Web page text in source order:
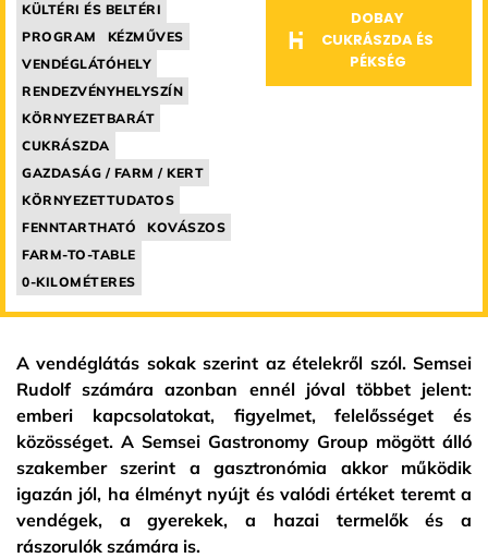
KÜLTÉRI ÉS BELTÉRI
PROGRAM
KÉZMŰVES
VENDÉGLÁTÓHELY
RENDEZVÉNYHELYSZÍN
KÖRNYEZETBARÁT
CUKRÁSZDA
GAZDASÁG / FARM / KERT
KÖRNYEZETTUDATOS
FENNTARTHATÓ
KOVÁSZOS
FARM-TO-TABLE
0-KILOMÉTERES
DOBAY
CUKRÁSZDA ÉS
PÉKSÉG
A vendéglátás sokak szerint az ételekről szól. Semsei
Rudolf számára azonban ennél jóval többet jelent:
emberi kapcsolatokat, figyelmet, felelősséget és
közösséget. A Semsei Gastronomy Group mögött álló
szakember szerint a gasztronómia akkor működik
igazán jól, ha élményt nyújt és valódi értéket teremt a
vendégek, a gyerekek, a hazai termelők és a
rászorulók számára is.